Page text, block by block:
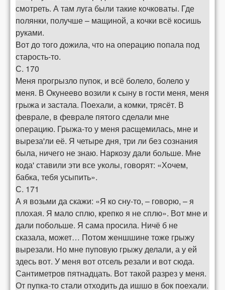
смотреть. А там луга были такие кочковаты. Где
полянки, получше – мащиной, а кочки всё косишь
руками.
Вот до того дожила, что на операцию попала под
старость-то.
С. 170
Меня прогрызло пупок, и всё болело, болело у
меня. В Окунеево возили к сыну в гости меня, меня
грыжа и застала. Поехали, а комки, трясёт. В
феврале, в феврале пятого сделали мне
операцию. Грыжа-то у меня раcщемилась, мне и
выреза'ли её. Я четыре дня, три ли без сознания
была, ничего не знаю. Наркозу дали больше. Мне
кода' ставили эти все уколы, говорят: «Хочем,
бабка, тебя усыпить».
С. 171
А я возьми да скажи: «Я ко сну-то, – говорю, – я
плохая. Я мало сплю, крепко я не сплю». Вот мне и
дали побольше. Я сама просила. Ничё б не
сказала, может… Потом женшшине тоже грыжу
вырезали. Но мне пуповую грыжу делали, а у ей
здесь вот. У меня вот отсель резали и вот сюда.
Сантиметров пятнадцать. Вот такой разрез у меня.
От пупка-то стали отходить да ишшо в бок поехали.